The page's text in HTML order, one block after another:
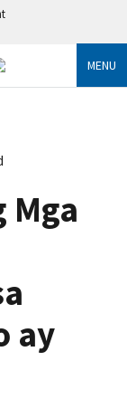
MENU
Mga
ay